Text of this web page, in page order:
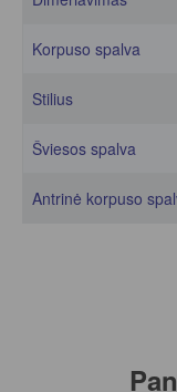
Korpuso spalva
Stilius
Šviesos spalva
Antrinė korpuso